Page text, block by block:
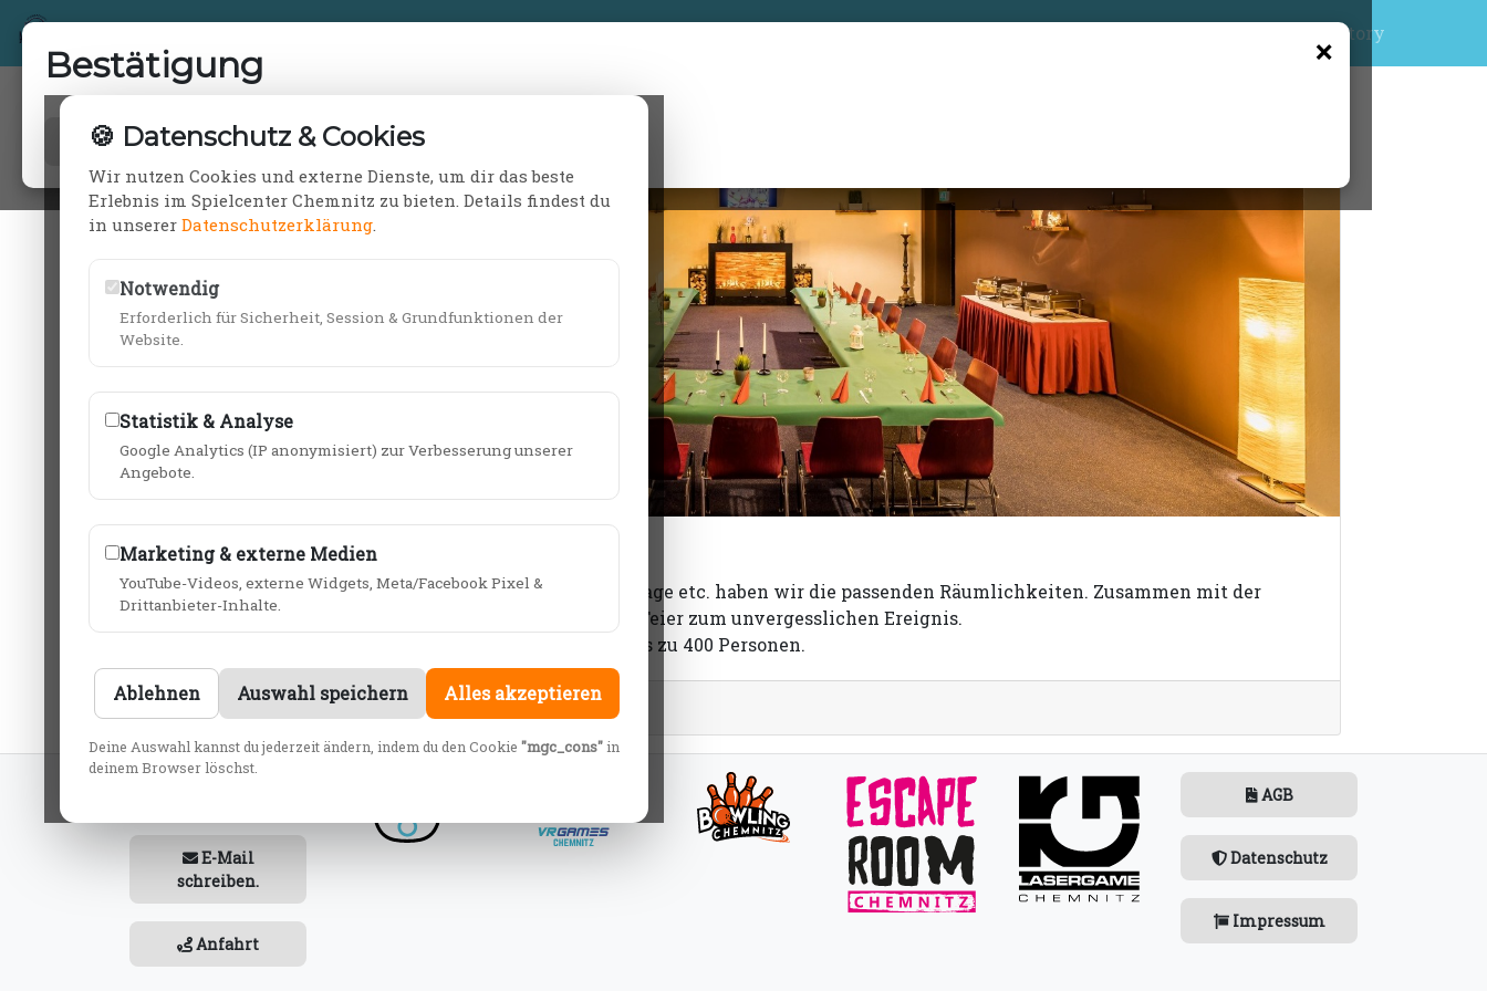
❌
Bestätigung
🍪 Datenschutz & Cookies
Wir nutzen Cookies und externe Dienste, um dir das beste
Erlebnis im Spielcenter Chemnitz zu bieten. Details findest du
in unserer Datenschutzerklärung.
Notwendig
Erforderlich für Sicherheit, Session & Grundfunktionen der
Website.
Statistik & Analyse
Google Analytics (IP anonymisiert) zur Verbesserung unserer
Angebote.
Marketing & externe Medien
YouTube-Videos, externe Widgets, Meta/Facebook Pixel &
Drittanbieter-Inhalte.
Ablehnen Auswahl speichern Alles akzeptieren
Deine Auswahl kannst du jederzeit ändern, indem du den Cookie "mgc_cons"in
deinem Browser löschst.
History
Partyräume
Für Firmenveranstaltungen, Familienfeiern, Geburtstage etc. haben wir die passenden Räumlichkeiten. Zusammen mit der
Dekoration, Speisen und Getränken machen wir Ihre Feier zum unvergesslichen Ereignis.
Unser Center können Sie auch exklusiv buchen für bis zu 400 Personen.
E-Mail
schreiben.
Anfahrt
AGB
Datenschutz
Impressum